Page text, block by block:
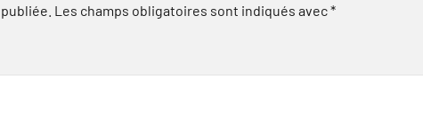
Les champs obligatoires sont indiqués avec*